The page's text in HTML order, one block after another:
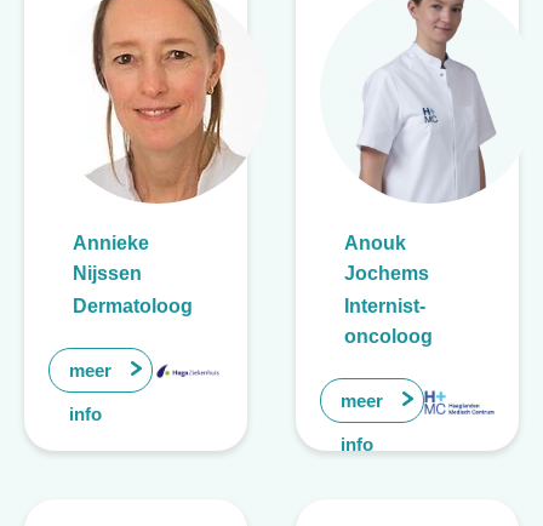
Annieke
Nijssen
Dermatoloog
meer
info
Anouk
Jochems
Internist-
oncoloog
meer
info